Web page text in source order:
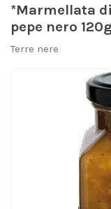
*Marmellata
pepe nero
Terre nere